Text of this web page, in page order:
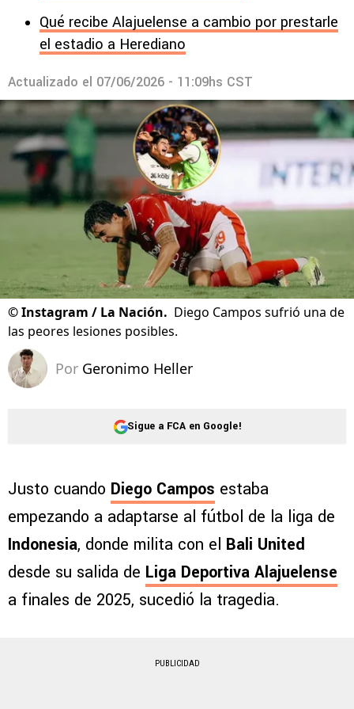
Qué recibe Alajuelense a cambio por prestarle
el estadio a Herediano
Actualizado el 07/06/2026 - 11:09hs CST
©Instagram / La Nación. Diego Campos sufrió una de
las peores lesiones posibles.
Por Geronimo Heller
Sigue a FCA en Google!
Justo cuando Diego Campos estaba
empezando a adaptarse al fútbol de la liga de
Indonesia, donde milita con el Bali United
desde su salida de Liga Deportiva Alajuelense
a finales de 2025, sucedió la tragedia.
PUBLICIDAD